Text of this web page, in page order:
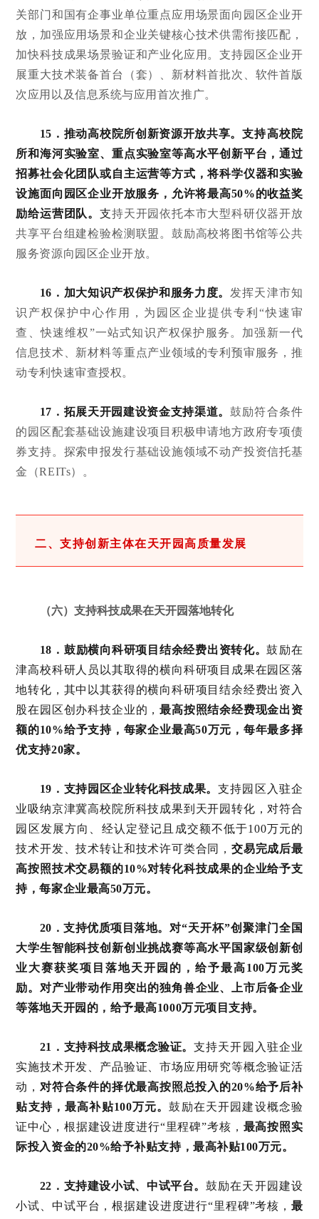
关部门和国有企事业单位重点应用场景面向园区企业开
放，加强应用场景和企业关键核心技术供需衔接匹配，
加快科技成果场景验证和产业化应用。支持园区企业开
展重大技术装备首台（套）、新材料首批次、软件首版
次应用以及信息系统与应用首次推广。
15．推动高校院所创新资源开放共享。支持高校院
所和海河实验室、重点实验室等高水平创新平台，通过
招募社会化团队或自主运营等方式，将科学仪器和实验
设施面向园区企业开放服务，允许将最高50%的收益奖
励给运营团队。支持天开园依托本市大型科研仪器开放
共享平台组建检验检测联盟。鼓励高校将图书馆等公共
服务资源向园区企业开放。
16．加大知识产权保护和服务力度。 发挥天津市知
识产权保护中心作用，为园区企业提供专利“快速审
查、快速维权”一站式知识产权保护服务。加强新一代
信息技术、新材料等重点产业领域的专利预审服务，推
动专利快速审查授权。
17．拓展天开园建设资金支持渠道。鼓励符合条件
的园区配套基础设施建设项目积极申请地方政府专项债
券支持。探索申报发行基础设施领域不动产投资信托基
金（REITs）。
二、支持创新主体在天开园高质量发展
（六）支持科技成果在天开园落地转化
18．鼓励横向科研项目结余经费出资转化。鼓励在
津高校科研人员以其取得的横向科研项目成果在园区落
地转化，其中以其获得的横向科研项目结余经费出资入
股在园区创办科技企业的，最高按照结余经费现金出资
额的10%给予支持，每家企业最高50万元，每年最多择
优支持20家。
19．支持园区企业转化科技成果。 支持园区入驻企
业吸纳京津冀高校院所科技成果到天开园转化，对符合
园区发展方向、经认定登记且成交额不低于100万元的
技术开发、技术转让和技术许可类合同， 交易完成后最
高按照技术交易额的10%对转化科技成果的企业给予支
持，每家企业最高50万元。
20．支持优质项目落地。 对“天开杯”创聚津门全国
大学生智能科技创新创业挑战赛等高水平国家级创新创
业大赛获奖项目落地天开园的，给予最高100万元奖
励。对产业带动作用突出的独角兽企业、上市后备企业
等落地天开园的，给予最高1000万元项目支持。
21．支持科技成果概念验证。支持天开园入驻企业
实施技术开发、产品验证、市场应用研究等概念验证活
动， 对符合条件的择优最高按照总投入的20%给予后补
贴支持，最高补贴100万元。鼓励在天开园建设概念验
证中心，根据建设进度进行“里程碑”考核， 最高按照实
际投入资金的20%给予补贴支持，最高补贴100万元。
22．支持建设小试、中试平台。 鼓励在天开园建设
小试、中试平台，根据建设进度进行“里程碑”考核，最